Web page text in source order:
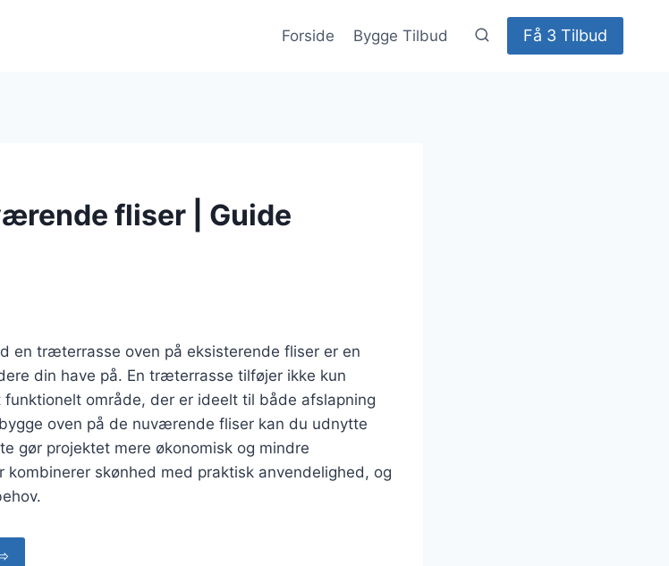
Forside Bygge Tilbud Få 3 Tilbud
fliser | Guide
en træterrasse oven på eksisterende fliser er en
din have på. En træterrasse tilføjer ikke kun
område, der er ideelt til både afslapning
oven på de nuværende fliser kan du udnytte
gør projektet mere økonomisk og mindre
skønhed med praktisk anvendelighed, og